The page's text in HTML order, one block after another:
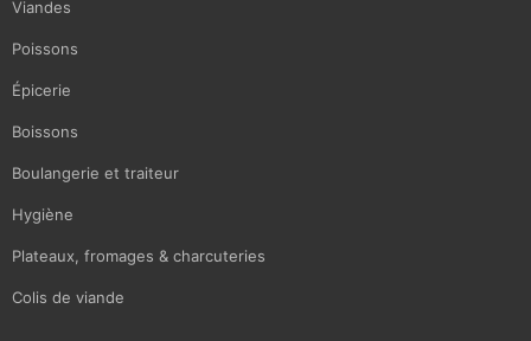
Viandes
Poissons
Épicerie
Boissons
Boulangerie et traiteur
Hygiène
Plateaux, fromages & charcuteries
Colis de viande